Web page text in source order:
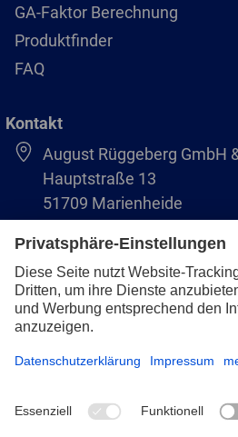
GA-Faktor Berechnung
Produktfinder
FAQ
Kontakt
August Rüggeberg GmbH
Hauptstraße 13
51709 Marienheide
+49 2264 9-0
info@pferd.com
+49 2264 9-400
Datenschutz